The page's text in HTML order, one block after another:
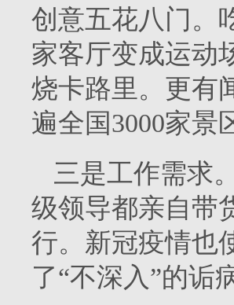
创意五花八门。
家客厅变成运动
烧卡路里。更有
遍全国3000家景
三是工作需求
级领导都亲自带
行。新冠疫情也
了“不深入”的诟